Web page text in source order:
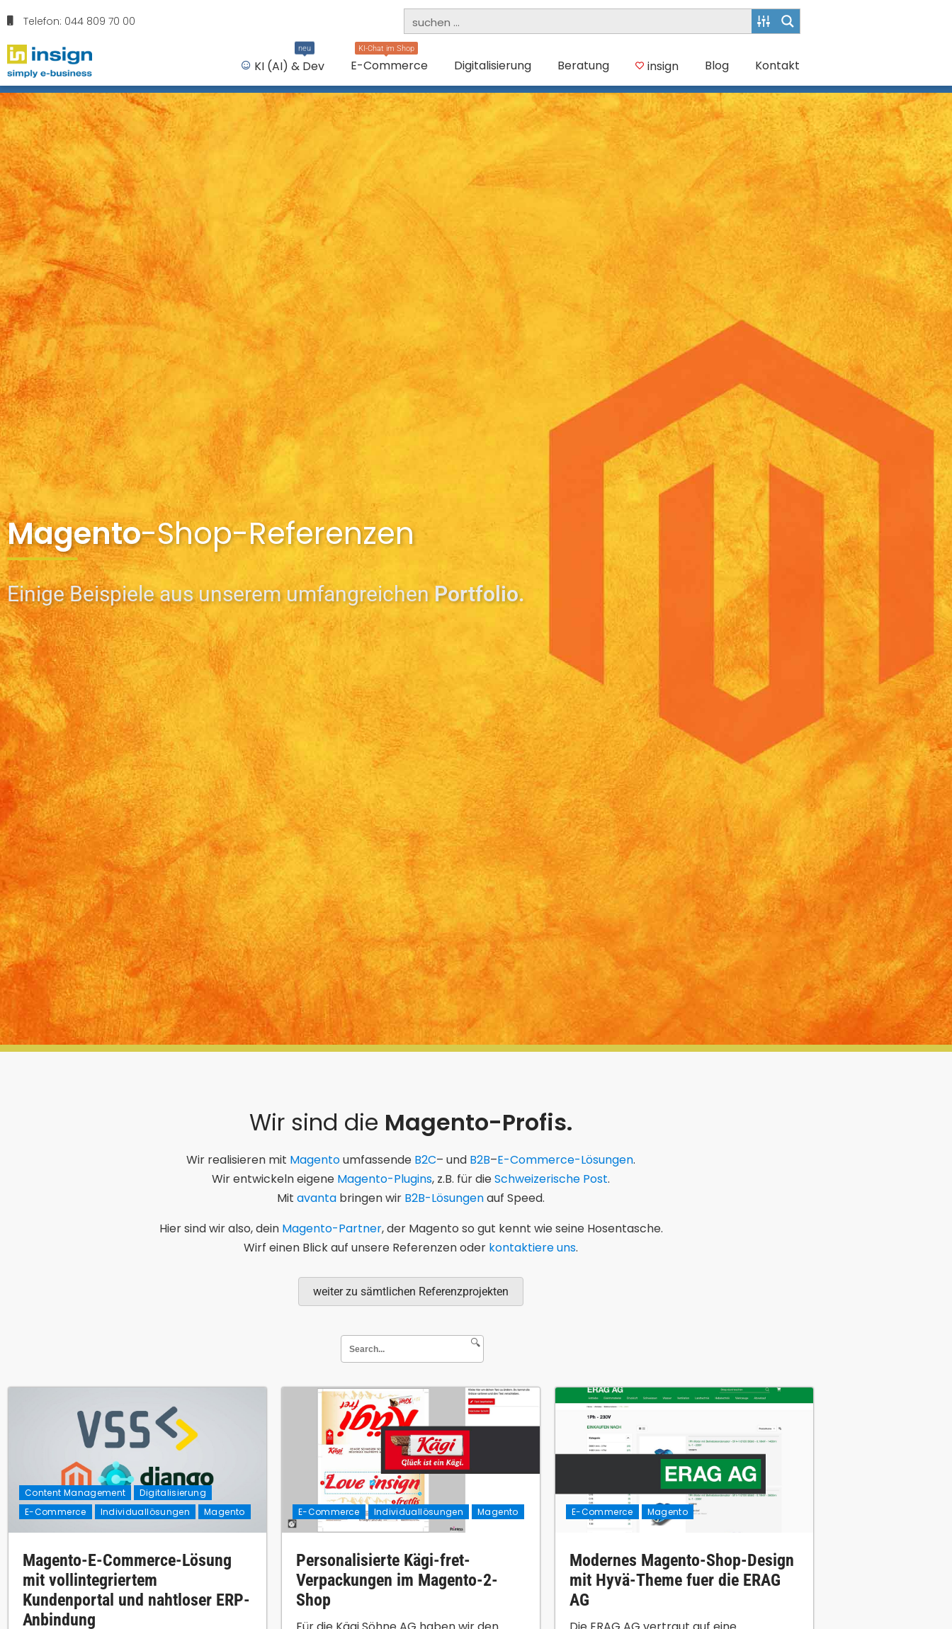
Telefon: 044 809 70 00
KI (AI) & Dev
neu
E-Commerce
KI-Chat im Shop
Digitalisierung Beratung insign Blog Kontakt
Magento-Shop-Referenzen
Einige Beispiele aus unserem umfangreichen Portfolio.
Wir sind die Magento-Profis.
Wir realisieren mit Magentoumfassende B2C– und B2B–E-Commerce-Lösungen.
Wir entwickeln eigene Magento-Plugins, z.B. für dieSchweizerische Post.
Mit avanta bringen wir B2B-Lösungenauf Speed.
Hier sind wir also, dein Magento-Partner, der Magento so gut kennt wie seine Hosentasche.
Wirf einen Blick auf unsere Referenzen oder kontaktiere uns.
weiter zu sämtlichen Referenzprojekten
🔍
Content Management
Digitalisierung
E-Commerce
Individuallösungen Magento
Magento-E-Commerce-Lösung
mit vollintegriertem
Kundenportal und nahtloser ERP-
Anbindung
E-Commerce Individuallösungen Magento
Personalisierte Kägi-fret-
Verpackungen im Magento-2-
Shop
E-Commerce Magento
Modernes Magento-Shop-Design
mit Hyvä-Theme fuer die ERAG
AG